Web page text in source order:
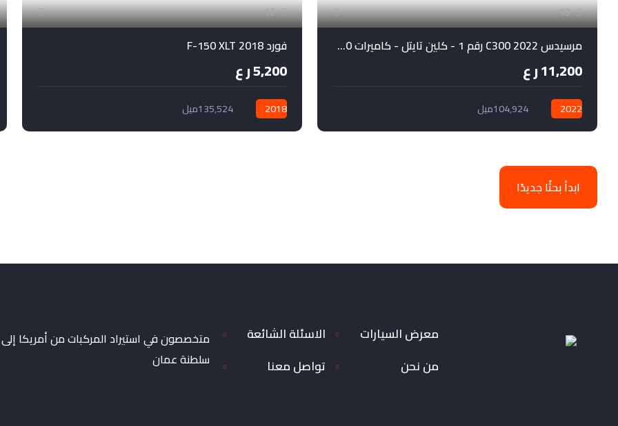
13
مرسيدس C300 2022 رقم 1 - كلين تايتل - كاميرات 360 درجة
11,200 ر ع
2022 104,924ميل
12
فورد 2018 F-150 XLT
5,200 ر ع
2018 135,524ميل
ابدأ بحثًا جديدًا
معرض السيارات
الاسئلة الشائعة
من نحن
تواصل معنا
متخصصون في استيراد المركبات من أمريكا إلى
سلطنة عمان